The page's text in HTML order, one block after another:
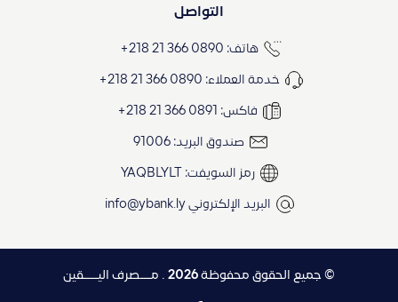
التواصل
هاتف: 0890 366 21 218+
خدمة العملاء: 0890 366 21 218+
فاكس: 0891 366 21 218+
صندوق البريد: 91006
رمز السويفت: YAQBLYLT
البريد الإلكترونيinfo@ybank.ly
© جميع الحقوق محفوظة 2026 . مـــصرف اليــــقين